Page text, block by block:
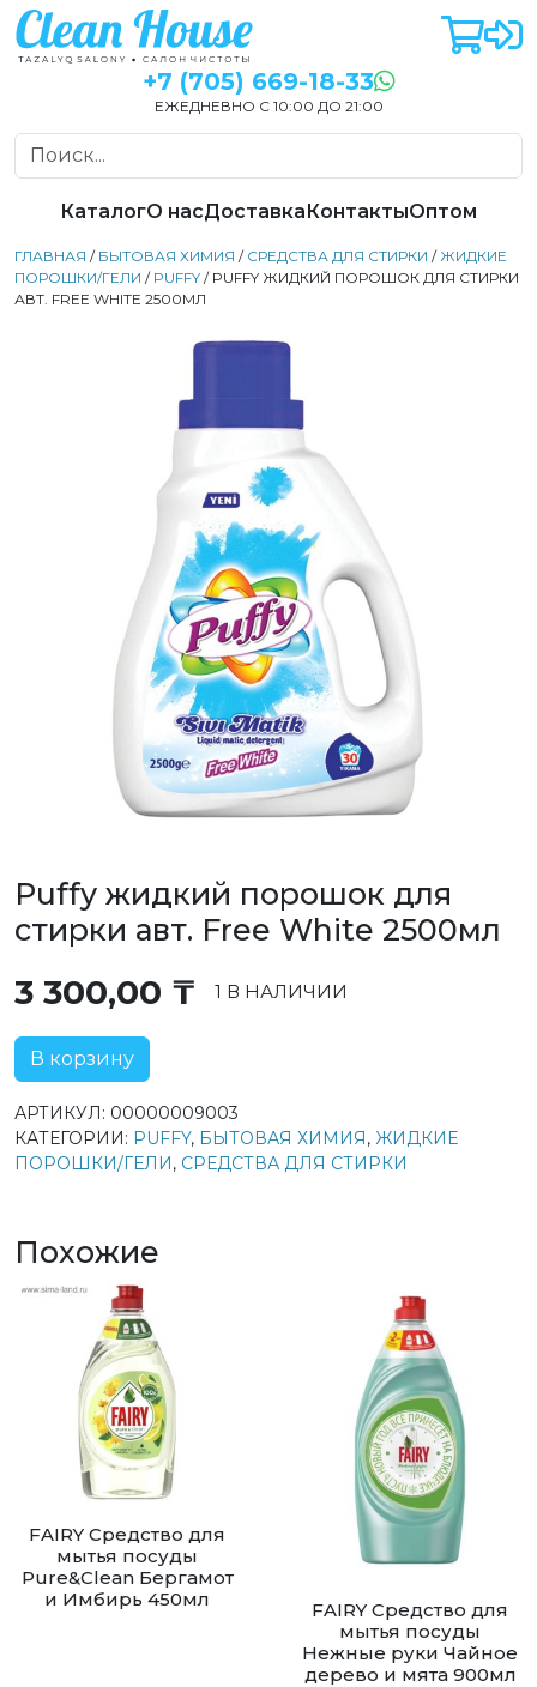
+7 (705) 669-18-33
ЕЖЕДНЕВНО С 10:00 ДО 21:00
КаталогО насДоставкаКонтактыОптом
ГЛАВНАЯ / БЫТОВАЯ ХИМИЯ / СРЕДСТВА ДЛЯ СТИРКИ / ЖИДКИЕ
ПОРОШКИ/ГЕЛИ / PUFFY / PUFFY ЖИДКИЙ ПОРОШОК ДЛЯ СТИРКИ
АВТ. FREE WHITE 2500МЛ
Puffy жидкий порошок для
стирки авт. Free White 2500мл
3 300,00 ₸ 1 В НАЛИЧИИ
В корзину
АРТИКУЛ: 00000009003
КАТЕГОРИИ: PUFFY, БЫТОВАЯ ХИМИЯ, ЖИДКИЕ
ПОРОШКИ/ГЕЛИ, СРЕДСТВА ДЛЯ СТИРКИ
Похожие
FAIRY Средство для
мытья посуды
Pure&Clean Бергамот
и Имбирь 450мл
FAIRY Средство для
мытья посуды
Нежные руки Чайное
дерево и мята 900мл